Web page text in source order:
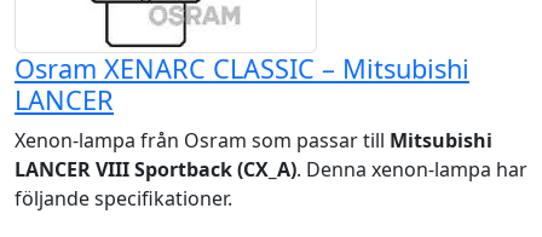
Osram XENARC CLASSIC – Mitsubishi
LANCER
Xenon-lampa från Osram som passar till Mitsubishi
LANCER VIII Sportback (CX_A). Denna xenon-lampa har
följande specifikationer.